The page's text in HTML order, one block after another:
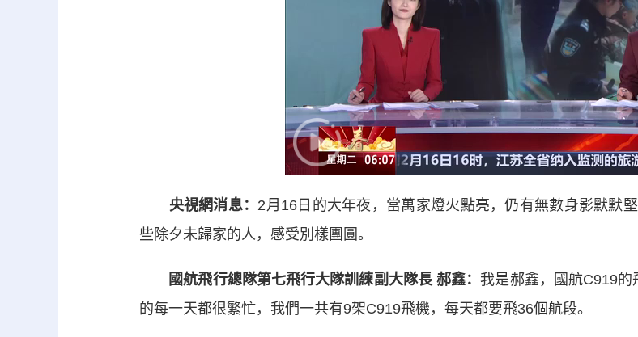
央視網消息： 2月16日的大年夜，當萬家燈火點亮，仍有無數身影默默
些除夕未歸家的人，感受別樣團圓。
國航飛行總隊第七飛行大隊訓練副大隊長 郝鑫： 我是郝鑫，國航C919
的每一天都很繁忙，我們一共有9架C919飛機，每天都要飛36個航段。